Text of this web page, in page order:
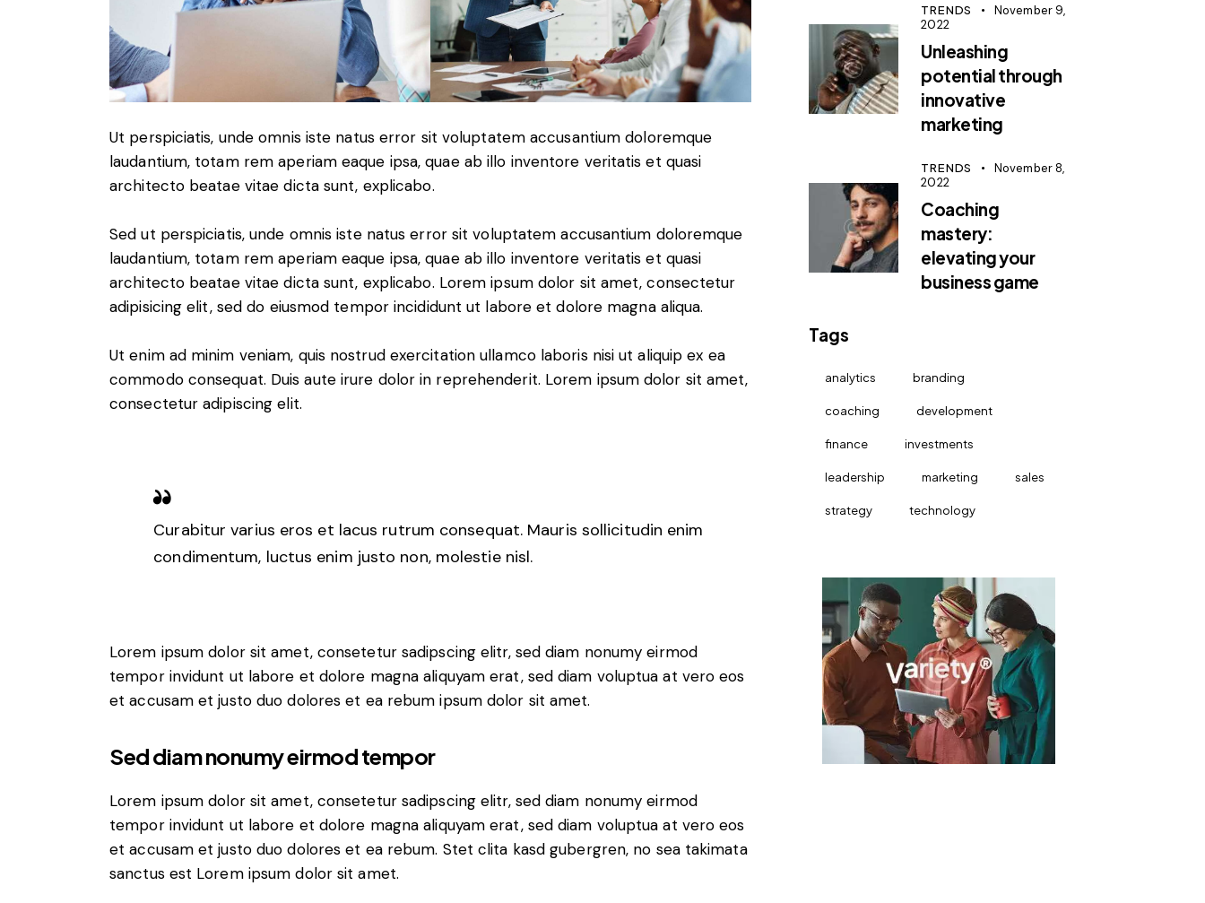
Ut perspiciatis, unde omnis iste natus error sit voluptatem accusantium doloremque
laudantium, totam rem aperiam eaque ipsa, quae ab illo inventore veritatis et quasi
architecto beatae vitae dicta sunt, explicabo.
Sed ut perspiciatis, unde omnis iste natus error sit voluptatem accusantium doloremque
laudantium, totam rem aperiam eaque ipsa, quae ab illo inventore veritatis et quasi
architecto beatae vitae dicta sunt, explicabo. Lorem ipsum dolor sit amet, consectetur
adipisicing elit, sed do eiusmod tempor incididunt ut labore et dolore magna aliqua.
Ut enim ad minim veniam, quis nostrud exercitation ullamco laboris nisi ut aliquip ex ea
commodo consequat. Duis aute irure dolor in reprehenderit. Lorem ipsum dolor sit amet,
consectetur adipiscing elit.
Curabitur varius eros et lacus rutrum consequat. Mauris sollicitudin enim
condimentum, luctus enim justo non, molestie nisl.
Lorem ipsum dolor sit amet, consetetur sadipscing elitr, sed diam nonumy eirmod
tempor invidunt ut labore et dolore magna aliquyam erat, sed diam voluptua at vero eos
et accusam et justo duo dolores et ea rebum ipsum dolor sit amet.
Sed diam nonumy eirmod tempor
Lorem ipsum dolor sit amet, consetetur sadipscing elitr, sed diam nonumy eirmod
tempor invidunt ut labore et dolore magna aliquyam erat, sed diam voluptua at vero eos
et accusam et justo duo dolores et ea rebum. Stet clita kasd gubergren, no sea takimata
sanctus est Lorem ipsum dolor sit amet.
TRENDS
November 9,
2022
Unleashing
potential through
innovative
marketing
TRENDS
November 8,
2022
Coaching
mastery:
elevating your
business game
Tags
analytics branding
coaching development
finance investments
leadership marketing sales
strategy technology